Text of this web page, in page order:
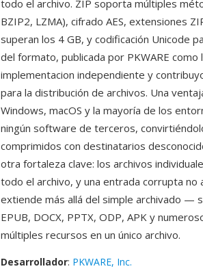
todo el archivo. ZIP soporta múltiples
BZIP2, LZMA), cifrado AES, extensiones
superan los 4 GB, y codificación Unicode
del formato, publicada por PKWARE
implementacion independiente y
para la distribución de archivos. Una
Windows, macOS y la mayoría de los
ningún software de terceros,
comprimidos con destinatarios
otra fortaleza clave: los archivos
todo el archivo, y una entrada corrupta no
extiende más allá del simple archivado —
EPUB, DOCX, PPTX, ODP, APK y
múltiples recursos en un único archivo.
Desarrollador: PKWARE, Inc.